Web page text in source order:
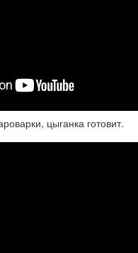
цыганка готовит.